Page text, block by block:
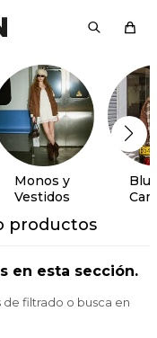
Monos y
Vestidos
productos
en esta sección.
filtrado o busca en